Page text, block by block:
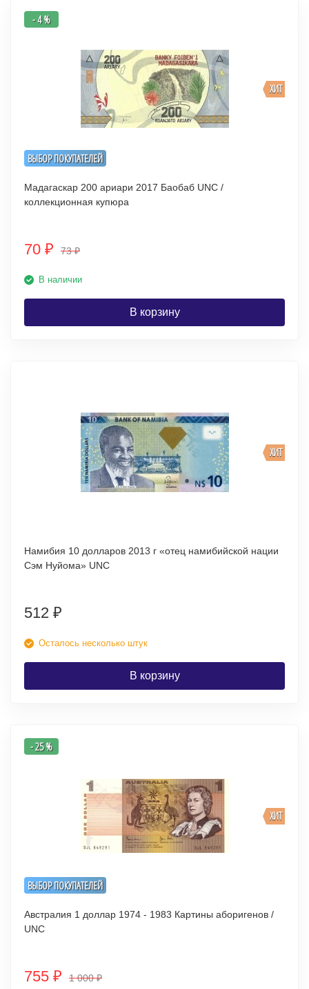
ВЫБОР ПОКУПАТЕЛЕЙ
ХИТ
- 4 %
Мадагаскар 200 ариари 2017 Баобаб UNC /
коллекционная купюра
70 ₽ 73₽
В наличии
В корзину
ХИТ
Намибия 10 долларов 2013 г «отец намибийской нации
Сэм Нуйома» UNC
512 ₽
Осталось несколько штук
В корзину
ВЫБОР ПОКУПАТЕЛЕЙ
ХИТ
- 25 %
Австралия 1 доллар 1974 - 1983 Картины аборигенов /
UNC
755 ₽ 1 000₽